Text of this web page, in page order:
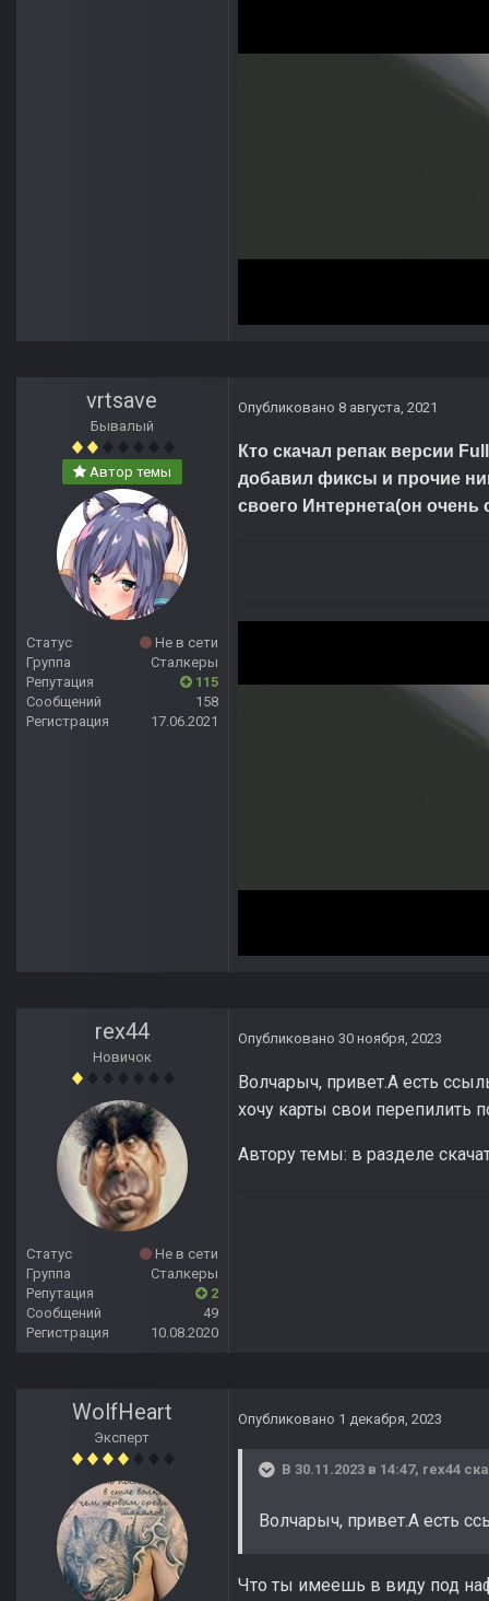
vrtsave
Бывалый
Автор темы
Статус
Не в сети
Группа
Сталкеры
Репутация
115
Сообщений
158
Регистрация
17.06.2021
Опубликовано 8 августа, 2021
Кто скачал репак версии
добавил фиксы и прочие
своего Интернета(он
rex44
Новичок
Статус
Не в сети
Группа
Сталкеры
Репутация
2
Сообщений
49
Регистрация
10.08.2020
Опубликовано 30 ноября, 2023
Волчарыч, привет.А есть
хочу карты свои перепилить
Автору темы: в разделе
WolfHeart
Эксперт
Опубликовано 1 декабря, 2023
В 30.11.2023 в 14:47, rex44
Волчарыч, привет.А есть
Что ты имеешь в виду под